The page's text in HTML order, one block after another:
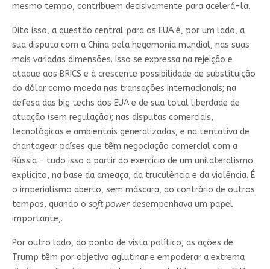
mesmo tempo, contribuem decisivamente para acelerá-la.
Dito isso, a questão central para os EUA é, por um lado, a
sua disputa com a China pela hegemonia mundial, nas suas
mais variadas dimensões. Isso se expressa na rejeição e
ataque aos BRICS e à crescente possibilidade de substituição
do dólar como moeda nas transações internacionais; na
defesa das big techs dos EUA e de sua total liberdade de
atuação (sem regulação); nas disputas comerciais,
tecnológicas e ambientais generalizadas, e na tentativa de
chantagear países que têm negociação comercial com a
Rússia – tudo isso a partir do exercício de um unilateralismo
explícito, na base da ameaça, da truculência e da violência. É
o imperialismo aberto, sem máscara, ao contrário de outros
tempos, quando o soft powerdesempenhava um papel
importante,.
Por outro lado, do ponto de vista político, as ações de
Trump têm por objetivo aglutinar e empoderar a extrema